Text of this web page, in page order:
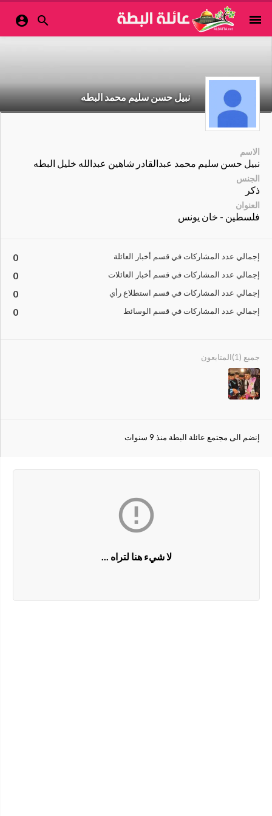
menu


نبيل حسن سليم محمد البطه
الاسم
نبيل حسن سليم محمد عبدالقادر شاهين عبدالله خليل البطه
الجنس
ذكر
العنوان
فلسطين - خان يونس
إجمالي عدد المشاركات في قسم أخبار العائلة 0
إجمالي عدد المشاركات في قسم أخبار العائلات 0
إجمالي عدد المشاركات في قسم استطلاع رأي 0
إجمالي عدد المشاركات في قسم الوسائط 0
المتابعون جميع (1)
إنضم الى مجتمع عائلة البطة منذ 9 سنوات

لا شيء هنا لتراه ...